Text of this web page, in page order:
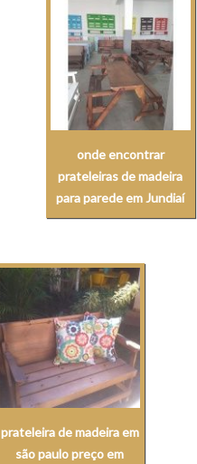
onde encontrar
prateleiras de madeira
para parede em Jundiaí
prateleira de madeira em
são paulo preço em